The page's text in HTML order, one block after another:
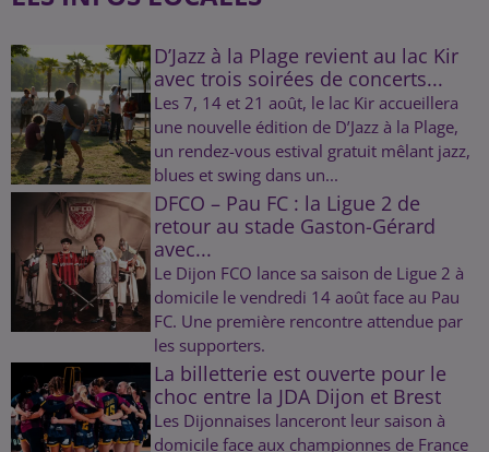
D’Jazz à la Plage revient au lac Kir
avec trois soirées de concerts...
Les 7, 14 et 21 août, le lac Kir accueillera
une nouvelle édition de D’Jazz à la Plage,
un rendez-vous estival gratuit mêlant jazz,
blues et swing dans un...
DFCO – Pau FC : la Ligue 2 de
retour au stade Gaston-Gérard
avec...
Le Dijon FCO lance sa saison de Ligue 2 à
domicile le vendredi 14 août face au Pau
FC. Une première rencontre attendue par
les supporters.
La billetterie est ouverte pour le
choc entre la JDA Dijon et Brest
Les Dijonnaises lanceront leur saison à
domicile face aux championnes de France